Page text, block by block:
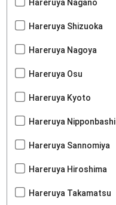
Hareruya Nagano
Hareruya Shizuoka
Hareruya Nagoya
Hareruya Osu
Hareruya Kyoto
Hareruya Nipponbashi
Hareruya Sannomiya
Hareruya Hiroshima
Hareruya Takamatsu